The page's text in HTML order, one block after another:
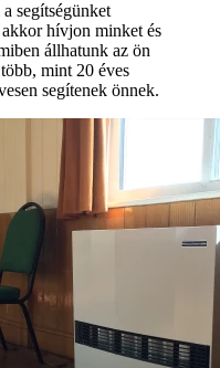
segítségünket
hívjon minket és
állhatunk az ön
mint 20 éves
segítenek önnek.